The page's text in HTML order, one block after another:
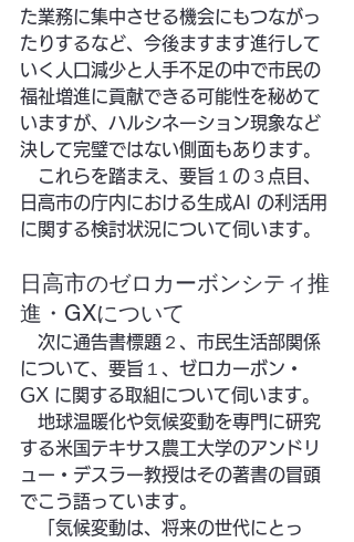
た業務に集中させる機会にもつながっ
たりするなど、今後ますます進行して
いく人口減少と人手不足の中で市民の
福祉増進に貢献できる可能性を秘めて
いますが、ハルシネーション現象など
決して完璧ではない側面もあります。
これらを踏まえ、要旨１の３点目、
日高市の庁内における生成AI の利活用
に関する検討状況について伺います。
日高市のゼロカーボンシティ推
進・GXについて
次に通告書標題２、市民生活部関係
について、要旨１、ゼロカーボン・
GX に関する取組について伺います。
地球温暖化や気候変動を専門に研究
する米国テキサス農工大学のアンドリ
ュー・デスラー教授はその著書の冒頭
でこう語っています。
「気候変動は、将来の世代にとっ